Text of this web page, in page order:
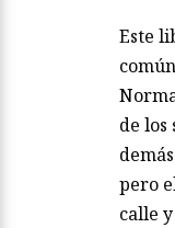
Este
de los
pero
calle